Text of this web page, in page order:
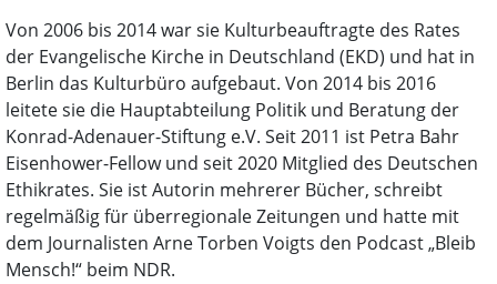
Von 2006 bis 2014 war sie Kulturbeauftragte des Rates
der Evangelische Kirche in Deutschland (EKD) und hat in
Berlin das Kulturbüro aufgebaut. Von 2014 bis 2016
leitete sie die Hauptabteilung Politik und Beratung der
Konrad-Adenauer-Stiftung e.V. Seit 2011 ist Petra Bahr
Eisenhower-Fellow und seit 2020 Mitglied des Deutschen
Ethikrates. Sie ist Autorin mehrerer Bücher, schreibt
regelmäßig für überregionale Zeitungen und hatte mit
dem Journalisten Arne Torben Voigts den Podcast „Bleib
Mensch!“ beim NDR.